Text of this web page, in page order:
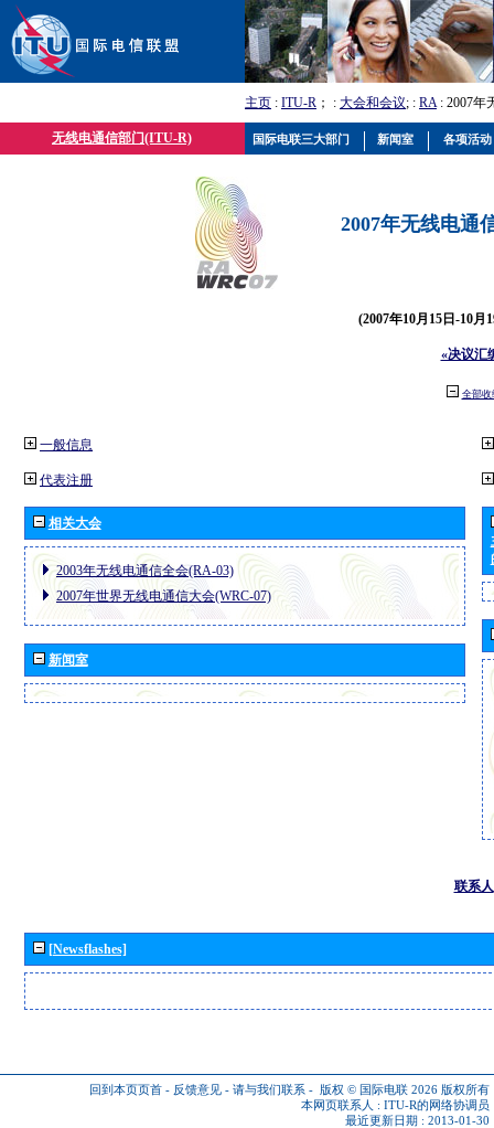
主页 : ITU-R ； : 大会和会议; : RA: 2007年
无线电通信部门(ITU-R)
2007年无线电通
(2007年10月15日-10月
«决议汇
全部收
一般信息
代表注册
相关大会
2003年无线电通信全会(RA-03)
2007年世界无线电通信大会(WRC-07)
新闻室
联系人
[Newsflashes]
回到本页页首 - 反馈意见 - 请与我们联系 - 版权 © 国际电联 2026 版权所有
本网页联系人 : ITU-R的网络协调员
最近更新日期 : 2013-01-30
国际电联三大部门 新闻室 各项活动